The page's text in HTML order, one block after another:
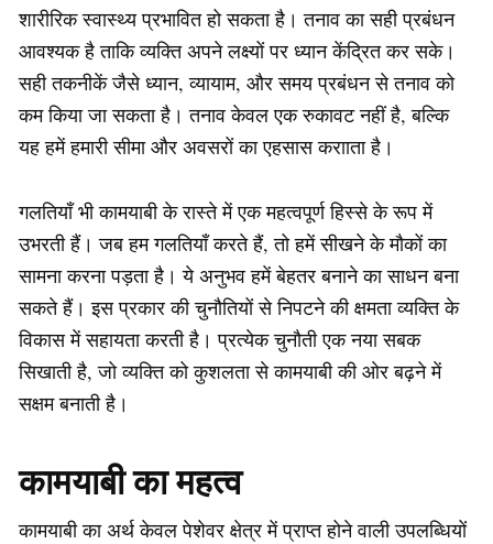
शारीरिक स्वास्थ्य प्रभावित हो सकता है। तनाव का सही प्रबंधन
आवश्यक है ताकि व्यक्ति अपने लक्ष्यों पर ध्यान केंद्रित कर सके।
सही तकनीकें जैसे ध्यान, व्यायाम, और समय प्रबंधन से तनाव को
कम किया जा सकता है। तनाव केवल एक रुकावट नहीं है, बल्कि
यह हमें हमारी सीमा और अवसरों का एहसास करााता है।
गलतियाँ भी कामयाबी के रास्ते में एक महत्वपूर्ण हिस्से के रूप में
उभरती हैं। जब हम गलतियाँ करते हैं, तो हमें सीखने के मौकों का
सामना करना पड़ता है। ये अनुभव हमें बेहतर बनाने का साधन बना
सकते हैं। इस प्रकार की चुनौतियों से निपटने की क्षमता व्यक्ति के
विकास में सहायता करती है। प्रत्येक चुनौती एक नया सबक
सिखाती है, जो व्यक्ति को कुशलता से कामयाबी की ओर बढ़ने में
सक्षम बनाती है।
कामयाबी का महत्व
कामयाबी का अर्थ केवल पेशेवर क्षेत्र में प्राप्त होने वाली उपलब्धियों